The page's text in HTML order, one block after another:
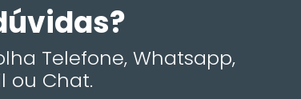
Telefone, Whatsapp,
ou Chat.